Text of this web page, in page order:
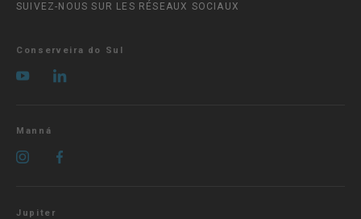
SUIVEZ-NOUS SUR LES RÉSEAUX SOCIAUX
Conserveira do Sul
Manná
Jupiter